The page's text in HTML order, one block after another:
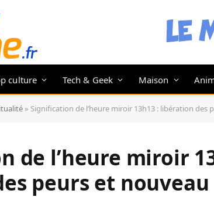
culture Tech & Geek Maison
» Signification de l’heure miroir 13h13 : libération des
de l’heure miroir
peurs et